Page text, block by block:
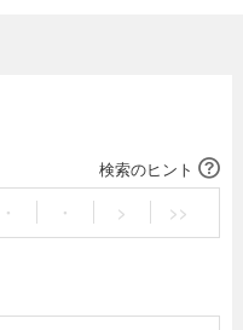
検索のヒント
・ ・ > >>